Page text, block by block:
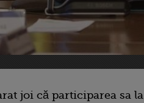
joi că participarea sa la